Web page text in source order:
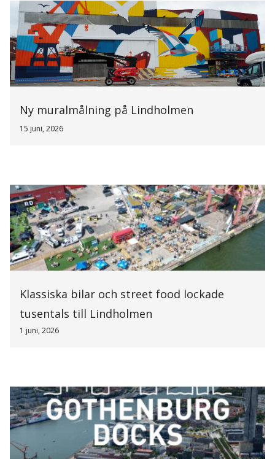
Ny muralmålning på Lindholmen
15 juni, 2026
Klassiska bilar och street food lockade
tusentals till Lindholmen
1 juni, 2026